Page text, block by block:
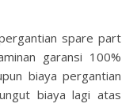
spare part
garansi 100%
biaya pergantian
biaya lagi atas